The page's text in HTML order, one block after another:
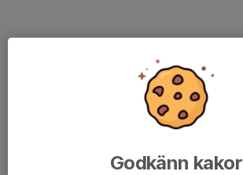
Godkänn kakor